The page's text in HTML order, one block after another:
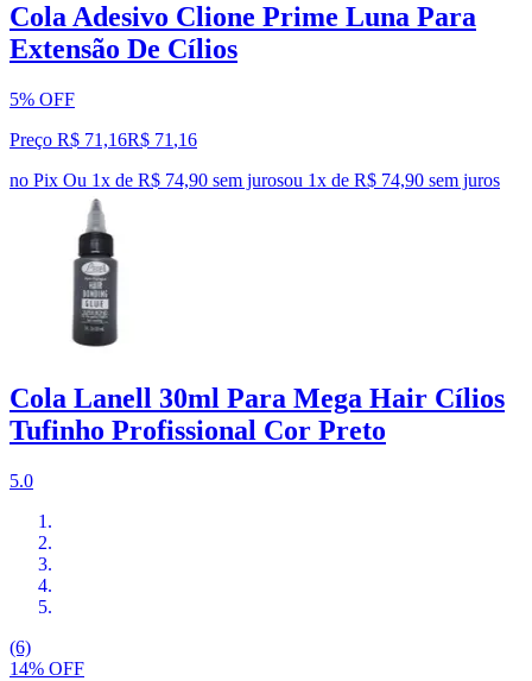
Cola Adesivo Clione Prime Luna Para
Extensão De Cílios
5% OFF
Preço R$ 71,16R$ 71 ,16
no Pix Ou 1x de R$ 74,90 sem jurosou 1x de R$ 74,90 sem juros
Cola Lanell 30ml Para Mega Hair Cílios
Tufinho Profissional Cor Preto
5.0
(6)
14% OFF